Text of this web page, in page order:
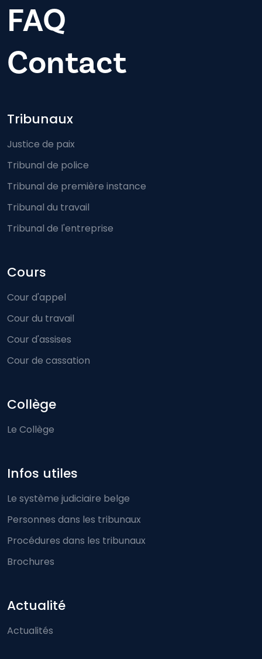
FAQ
Contact
Footer-menu
Tribunaux
Justice de paix
Tribunal de police
Tribunal de première instance
Tribunal du travail
Tribunal de l'entreprise
Cours
Cour d'appel
Cour du travail
Cour d'assises
Cour de cassation
Collège
Le Collège
Infos utiles
Le système judiciaire belge
Personnes dans les tribunaux
Procédures dans les tribunaux
Brochures
Actualité
Actualités